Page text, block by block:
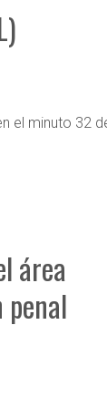
el minuto 32
área